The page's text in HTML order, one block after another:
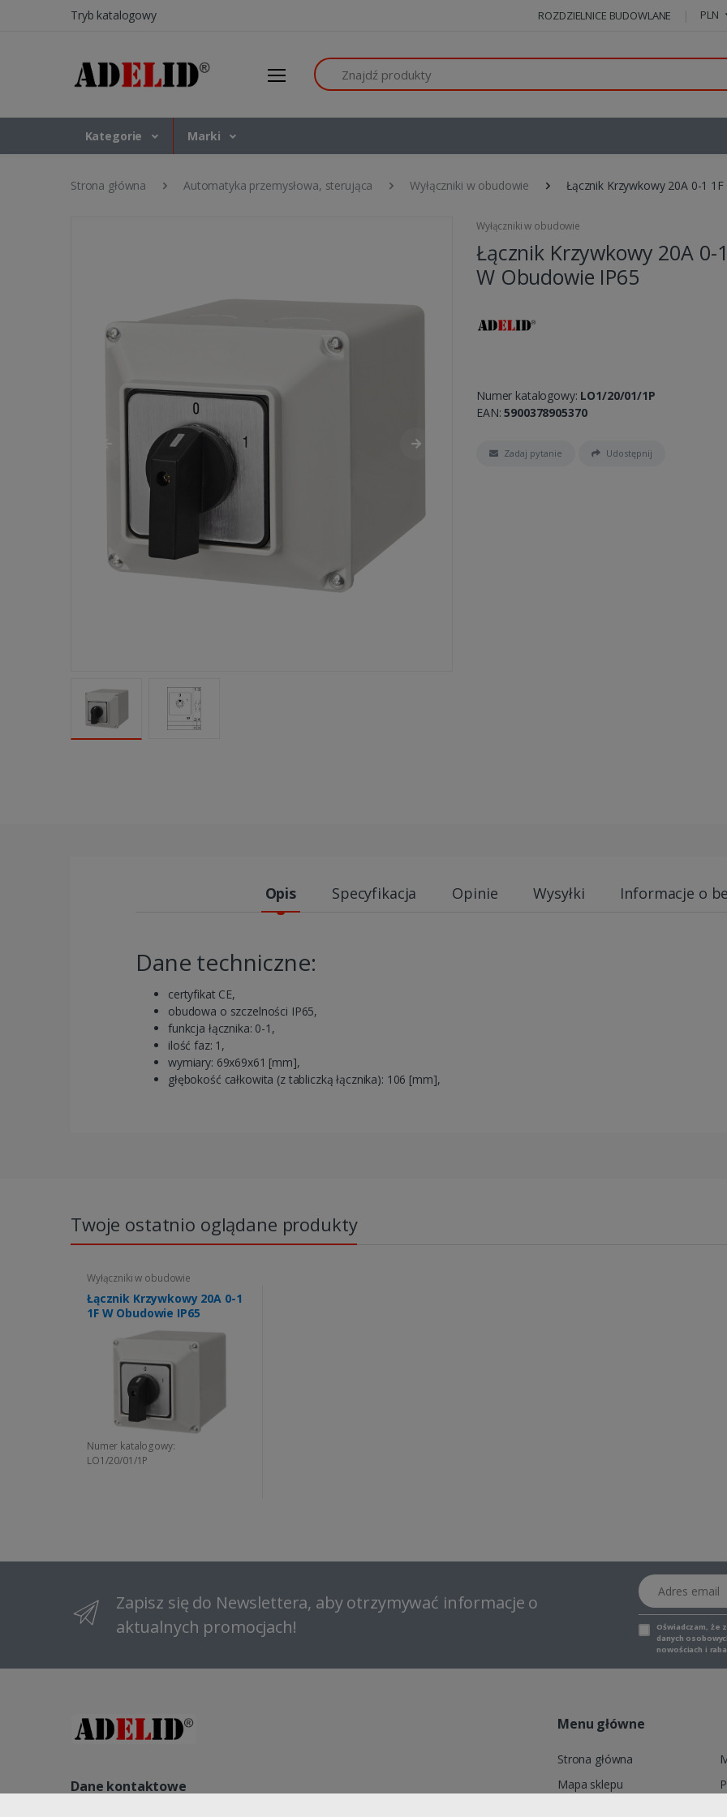
Tryb katalogowy ROZDZIELNICE BUDOWLANE PLN
Szukaj
Kategorie Marki
Strona główna Automatyka przemysłowa, sterująca Wyłączniki w obudowie Łącznik Krzywkowy 20A 0-1
Wyłączniki w obudowie
Łącznik Krzywkowy 20A 0-
W Obudowie IP65
Numer katalogowy: LO1/20/01/1P
EAN:5900378905370
Zadaj pytanie Udostępnij
Opis Specyfikacja Opinie Wysyłki Informacje o
Dane techniczne:
certyfikat CE,
obudowa o szczelności IP65,
funkcja łącznika: 0-1,
ilość faz: 1,
wymiary: 69x69x61 [mm],
głębokość całkowita (z tabliczką łącznika): 106 [mm],
Twoje ostatnio oglądane produkty
Wyłączniki w obudowie
Łącznik Krzywkowy 20A 0-1
1F W Obudowie IP65
Numer katalogowy:
LO1/20/01/1P
Zapisz się do Newslettera, aby otrzymywać informacje o
aktualnych promocjach!
Adres email
Oświadczam, że
danych
nowościach i
Dane kontaktowe
Menu główne
Strona główna
Mapa sklepu